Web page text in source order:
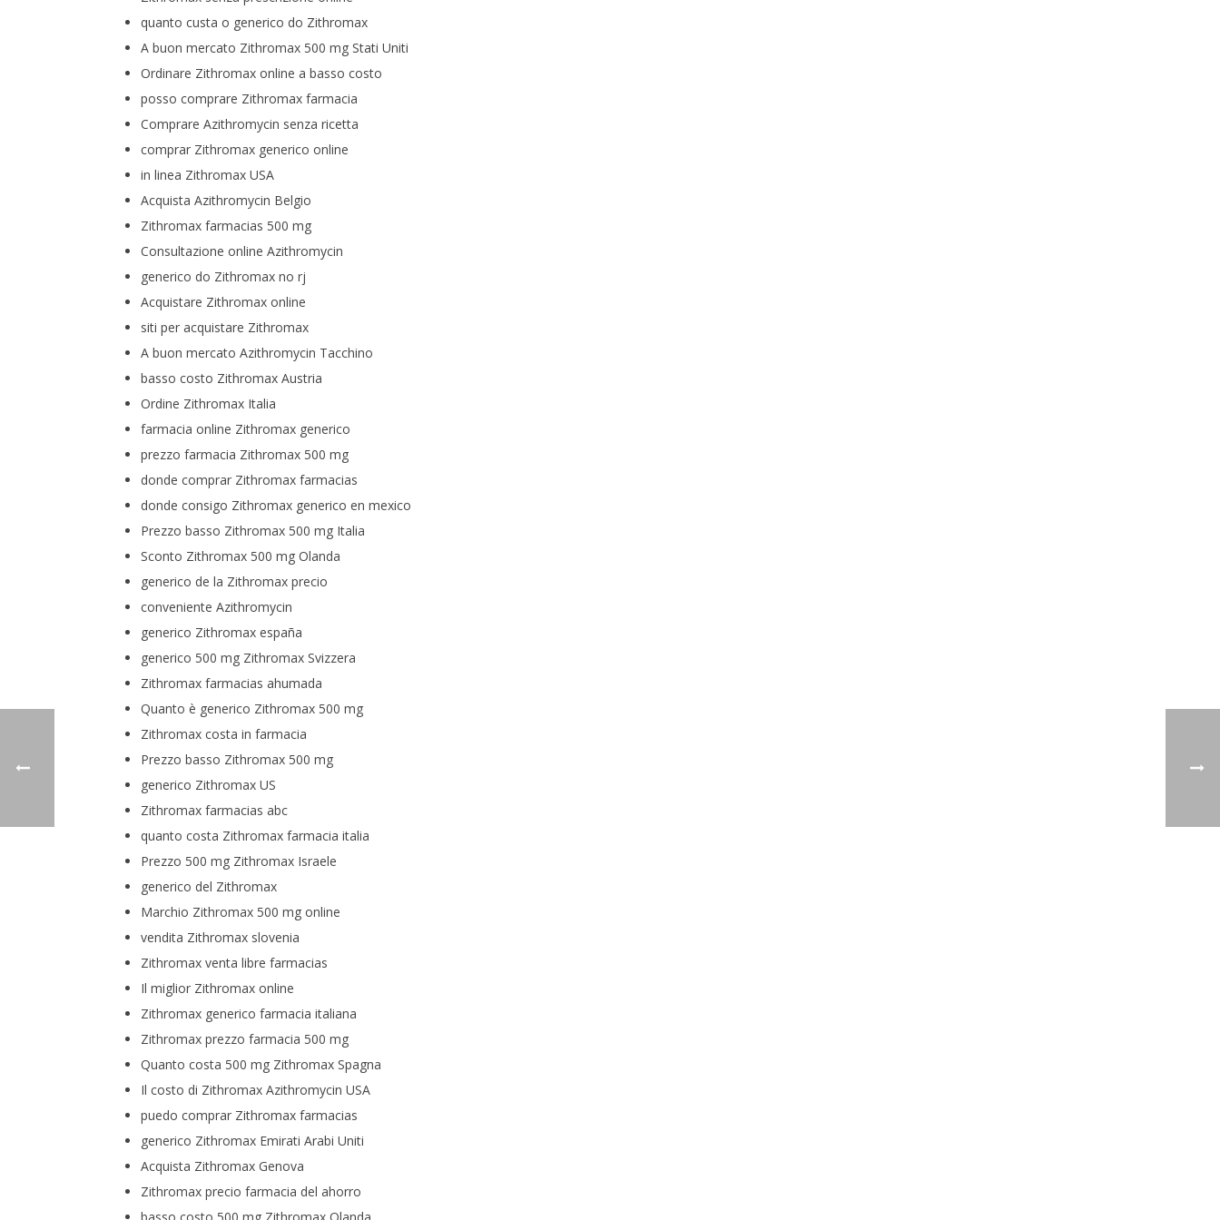
quanto custa o generico do Zithromax
A buon mercato Zithromax 500 mg Stati Uniti
Ordinare Zithromax online a basso costo
posso comprare Zithromax farmacia
Comprare Azithromycin senza ricetta
comprar Zithromax generico online
in linea Zithromax USA
Acquista Azithromycin Belgio
Zithromax farmacias 500 mg
Consultazione online Azithromycin
generico do Zithromax no rj
Acquistare Zithromax online
siti per acquistare Zithromax
A buon mercato Azithromycin Tacchino
basso costo Zithromax Austria
Ordine Zithromax Italia
farmacia online Zithromax generico
prezzo farmacia Zithromax 500 mg
donde comprar Zithromax farmacias
donde consigo Zithromax generico en mexico
Prezzo basso Zithromax 500 mg Italia
Sconto Zithromax 500 mg Olanda
generico de la Zithromax precio
conveniente Azithromycin
generico Zithromax españa
generico 500 mg Zithromax Svizzera
Zithromax farmacias ahumada
Quanto è generico Zithromax 500 mg
Zithromax costa in farmacia
Prezzo basso Zithromax 500 mg
generico Zithromax US
Zithromax farmacias abc
quanto costa Zithromax farmacia italia
Prezzo 500 mg Zithromax Israele
generico del Zithromax
Marchio Zithromax 500 mg online
vendita Zithromax slovenia
Zithromax venta libre farmacias
Il miglior Zithromax online
Zithromax generico farmacia italiana
Zithromax prezzo farmacia 500 mg
Quanto costa 500 mg Zithromax Spagna
Il costo di Zithromax Azithromycin USA
puedo comprar Zithromax farmacias
generico Zithromax Emirati Arabi Uniti
Acquista Zithromax Genova
Zithromax precio farmacia del ahorro